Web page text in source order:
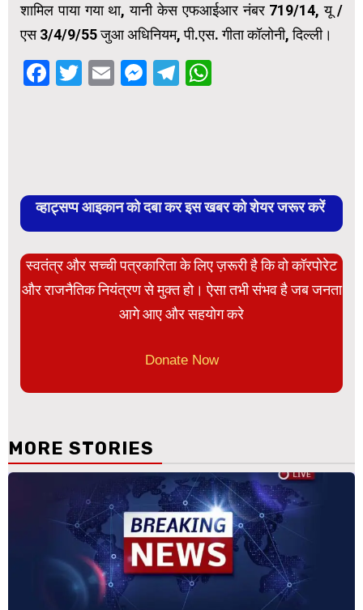
शामिल पाया गया था, यानी केस एफआईआर नंबर 719/14, यू /
एस 3/4/9/55 जुआ अधिनियम, पी.एस. गीता कॉलोनी, दिल्ली।
Facebook
Twitter
EmailMessenger
Telegram
व्हाट्सप्प आइकान को दबा कर इस खबर को शेयर जरूर करें
स्वतंत्र और सच्ची पत्रकारिता के लिए ज़रूरी है कि वो कॉरपोरेट
और राजनैतिक नियंत्रण से मुक्त हो। ऐसा तभी संभव है जब जनता
आगे आए और सहयोग करे
Donate Now
MORE STORIES